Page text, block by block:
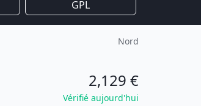
GPL
Nord
2,129 €
Vérifié aujourd'hui